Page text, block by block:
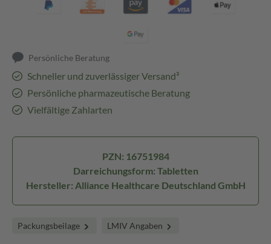
Persönliche Beratung
Schneller und zuverlässiger Versand³
Persönliche pharmazeutische Beratung
Vielfältige Zahlarten
PZN: 16751984
Darreichungsform: Tabletten
Hersteller: Alliance Healthcare Deutschland GmbH
Packungsbeilage LMIV Angaben